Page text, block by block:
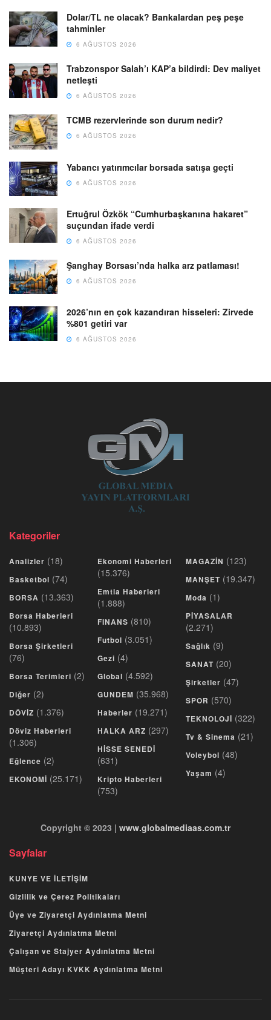
Dolar/TL ne olacak? Bankalardan peş peşe
tahminler
6 AĞUSTOS 2026
Trabzonspor Salah’ı KAP’a bildirdi: Dev maliyet
netleşti
6 AĞUSTOS 2026
TCMB rezervlerinde son durum nedir?
6 AĞUSTOS 2026
Yabancı yatırımcılar borsada satışa geçti
6 AĞUSTOS 2026
Ertuğrul Özkök “Cumhurbaşkanına hakaret”
suçundan ifade verdi
6 AĞUSTOS 2026
Şanghay Borsası’nda halka arz patlaması!
6 AĞUSTOS 2026
2026’nın en çok kazandıran hisseleri: Zirvede
%801 getiri var
6 AĞUSTOS 2026
Kategoriler
Analizler (18)
Basketbol (74)
BORSA (13.363)
Borsa Haberleri
(10.893)
Borsa Şirketleri
(76)
Borsa Terimleri (2)
Diğer (2)
DÖVİZ (1.376)
Döviz Haberleri
(1.306)
Eğlence (2)
EKONOMİ (25.171)
Ekonomi Haberleri
(15.376)
Emtia Haberleri
(1.888)
FINANS (810)
Futbol (3.051)
Gezi (4)
Global (4.592)
GUNDEM (35.968)
Haberler (19.271)
HALKA ARZ (297)
HİSSE SENEDİ
(631)
Kripto Haberleri
(753)
MAGAZİN (123)
MANŞET (19.347)
Moda (1)
PİYASALAR
(2.271)
Sağlık (9)
SANAT (20)
Şirketler (47)
SPOR (570)
TEKNOLOJİ (322)
Tv & Sinema (21)
Voleybol (48)
Yaşam (4)
Copyright © 2023 | www.globalmediaas.com.tr
Sayfalar
KUNYE VE İLETİŞİM
Gizlilik ve Çerez Politikaları
Üye ve Ziyaretçi Aydınlatma Metni
Ziyaretçi Aydınlatma Metni
Çalışan ve Stajyer Aydınlatma Metni
Müşteri Adayı KVKK Aydınlatma Metni